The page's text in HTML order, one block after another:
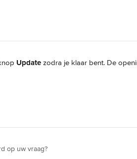
Update zodra je klaar bent. De
op uw vraag?